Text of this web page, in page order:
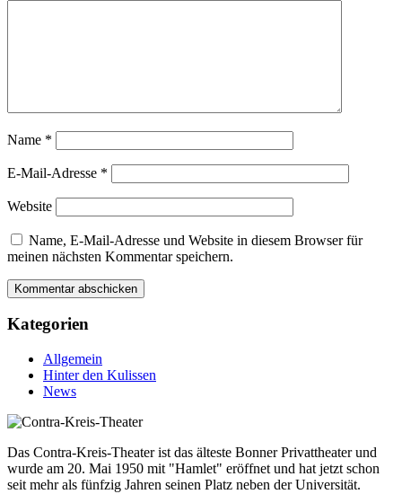
Name *
E-Mail-Adresse *
Website
Name, E-Mail-Adresse und Website in diesem Browser für
meinen nächsten Kommentar speichern.
Kategorien
Allgemein
Hinter den Kulissen
News
Das Contra-Kreis-Theater ist das älteste Bonner Privattheater und
wurde am 20. Mai 1950 mit "Hamlet" eröffnet und hat jetzt schon
seit mehr als fünfzig Jahren seinen Platz neben der Universität.